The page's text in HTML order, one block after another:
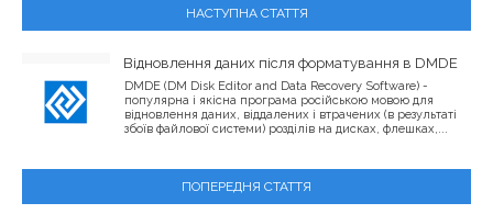
НАСТУПНА СТАТТЯ
Відновлення даних після форматування в DMDE
DMDE (DM Disk Editor and Data Recovery Software) -
популярна і якісна програма російською мовою для
відновлення даних, віддалених і втрачених (в результаті
збоїв файлової системи) розділів на дисках, флешках,...
ПОПЕРЕДНЯ СТАТТЯ